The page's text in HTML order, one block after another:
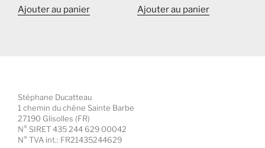
Ajouter au panier
Ajouter au panier
Stéphane Ducatteau
1 chemin du chêne Sainte Barbe
27190 Glisolles (FR)
N° SIRET 435 244 629 00042
N° TVA int.: FR21435244629